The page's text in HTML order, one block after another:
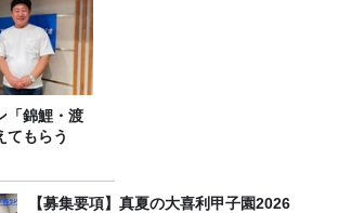
てもらう
【募集要項】真夏の大喜利甲子園2026